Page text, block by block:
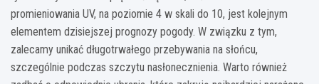
promieniowania UV, na poziomie 4 w skali do 10, jest kolejnym
elementem dzisiejszej prognozy pogody. W związku z tym,
zalecamy unikać długotrwałego przebywania na słońcu,
szczególnie podczas szczytu nasłonecznienia. Warto również